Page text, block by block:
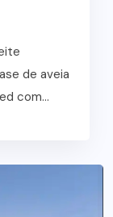
de aveia
com...